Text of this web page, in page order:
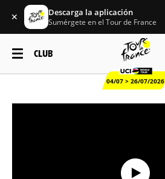
✕ Descarga la aplicación
Sumérgete en el Tour de France
CLUB
04/07 > 26/07/2026